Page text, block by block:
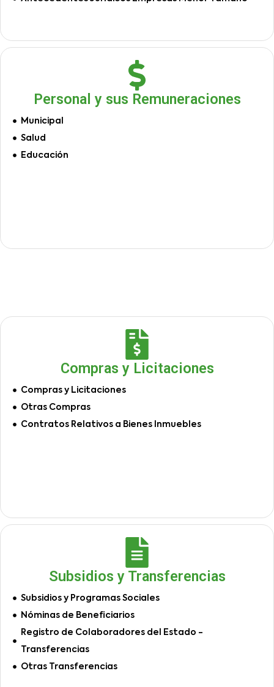
Personal y sus Remuneraciones
Municipal
Salud
Educación
Compras y Licitaciones
Compras y Licitaciones
Otras Compras
Contratos Relativos a Bienes Inmuebles
Subsidios y Transferencias
Subsidios y Programas Sociales
Nóminas de Beneficiarios
Registro de Colaboradores del Estado -
Transferencias
Otras Transferencias